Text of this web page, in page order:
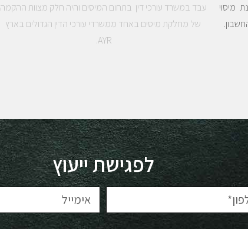
מיסוי
עבד במשרד עורכי דין בתחום המיסים והיה חלק מצוות ההקמה
של מחלקת מיסים באחד ממשרדי עורכי הדין הגדולים בארץ
AYR.
לפגישת ייעוץ